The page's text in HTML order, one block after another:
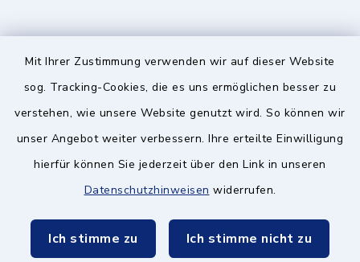
Mit Ihrer Zustimmung verwenden wir auf dieser Website
sog. Tracking-Cookies, die es uns ermöglichen besser zu
verstehen, wie unsere Website genutzt wird. So können wir
unser Angebot weiter verbessern. Ihre erteilte Einwilligung
hierfür können Sie jederzeit über den Link in unseren
Datenschutzhinweisen widerrufen.
Ich stimme zu Ich stimme nicht zu
BayernPortal
Landratsamt München
Zweckverband München Südost
Schulzweckverband